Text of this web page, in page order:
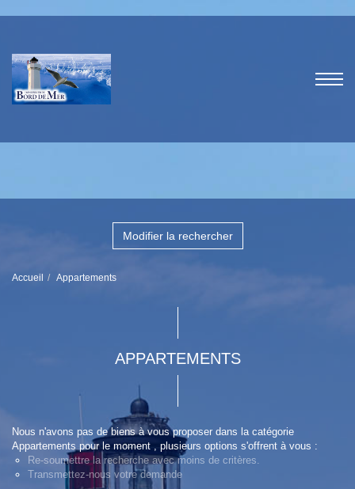
Modifier la rechercher
Accueil Appartements
APPARTEMENTS
Nous n'avons pas de biens à vous proposer dans la catégorie
Appartements pour le moment , plusieurs options s'offrent à vous :
Re-soumettre la recherche avec moins de critères.
Transmettez-nous votre demande